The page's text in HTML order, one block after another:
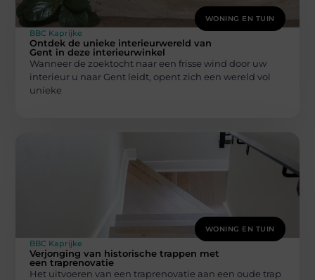
WONING EN TUIN
BBC Kaprijke
Ontdek de unieke interieurwereld van
Gent in deze interieurwinkel
Wanneer de zoektocht naar een frisse wind door uw
interieur u naar Gent leidt, opent zich een wereld vol
unieke
WONING EN TUIN
BBC Kaprijke
Verjonging van historische trappen met
een traprenovatie
Het uitvoeren van een traprenovatie aan een oude trap